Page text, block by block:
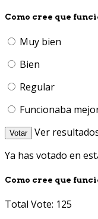
Como cree que
Muy bien
Bien
Regular
Funcionaba
Votar
Ver
Ya has votado en
Como cree que
Total Vote: 125